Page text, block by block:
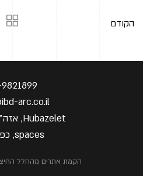
הקודם
arc.co.il
Hubazelet, אזה"ת בני יהודה
spaces, כפר סבא
הקמת אתרים מהחלל